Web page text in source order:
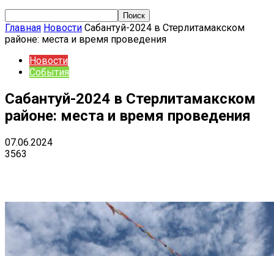
Главная Новости Сабантуй-2024 в Стерлитамакском
районе: места и время проведения
Новости
События
Сабантуй-2024 в Стерлитамакском
районе: места и время проведения
07.06.2024
3563